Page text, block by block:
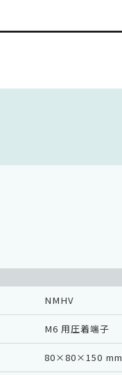
NMHV
M6 用圧着端子
80×80×150 mm